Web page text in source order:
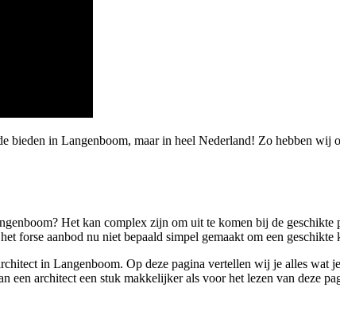
bieden in Langenboom, maar in heel Nederland! Zo hebben
Het kan complex zijn om uit te komen bij de
forse aanbod nu niet bepaald simpel gemaakt om een geschikte
in Langenboom. Op deze pagina vertellen wij je alles wat
architect een stuk makkelijker als voor het lezen van deze